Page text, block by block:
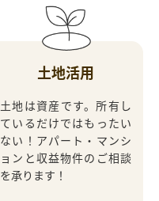
土地活用
土地は資産です。所有し
ているだけではもったい
ない！ アパート・マンシ
ョンと収益物件のご相談
を承ります！